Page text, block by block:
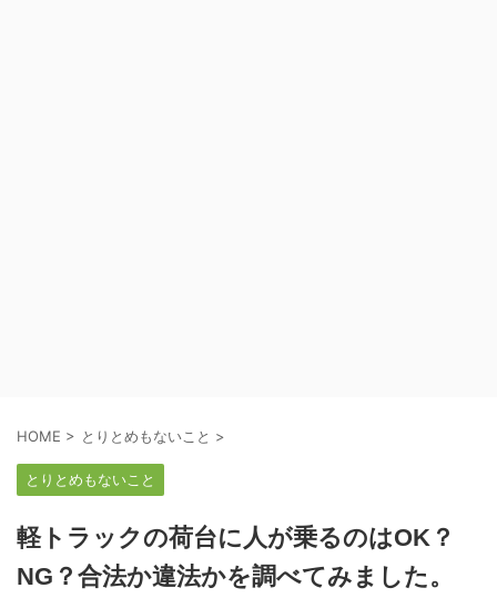
HOME > とりとめもないこと >
とりとめもないこと
軽トラックの荷台に人が乗るのはOK？
NG？合法か違法かを調べてみました。